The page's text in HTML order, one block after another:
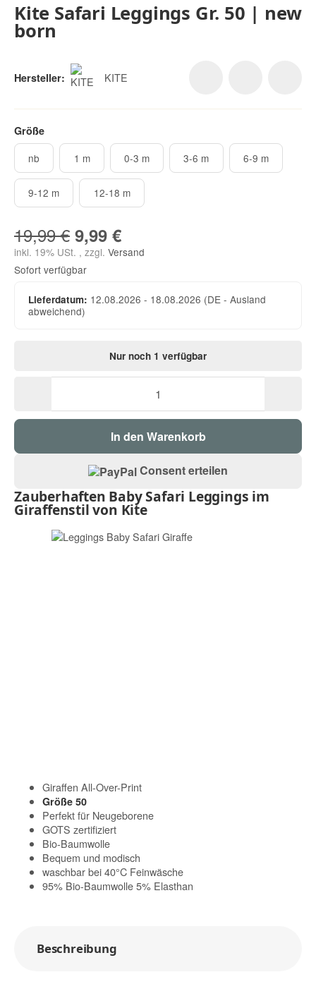
Kite Safari Leggings Gr. 50 | new
born
Hersteller: KITE
Größe
nb
1 m1 m 0-3 m0-3 m 3-6 m3-6 m 6-9 m6-9 m
9-12 m9-12 m 12-18 m12-18 m
19,99 € 9,99 €
inkl. 19% USt. , zzgl. Versand
Sofort verfügbar
Lieferdatum: 12.08.2026 - 18.08.2026 (DE - Ausland
abweichend)
Nur noch 1 verfügbar
In den Warenkorb
Consent erteilen
Zauberhaften Baby Safari Leggings im
Giraffenstil von Kite
Giraffen All-Over-Print
Größe 50
Perfekt für Neugeborene
GOTS zertifiziert
Bio-Baumwolle
Bequem und modisch
waschbar bei 40°C Feinwäsche
95% Bio-Baumwolle 5% Elasthan
Beschreibung